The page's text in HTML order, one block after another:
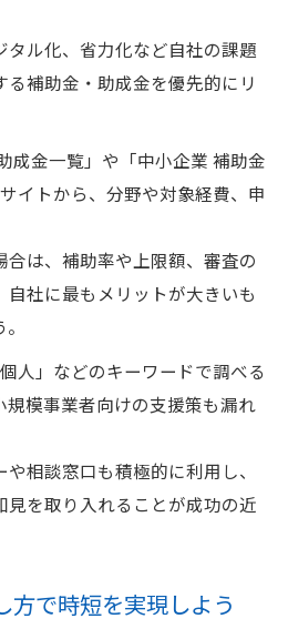
タル化、省力化など自社の課題
る補助金・助成金を優先的にリ
成金一覧」や「中小企業 補助金
イトから、分野や対象経費、申
合は、補助率や上限額、審査の
自社に最もメリットが大きいも
人」などのキーワードで調べる
規模事業者向けの支援策も漏れ
相談窓口も積極的に利用し、
見を取り入れることが成功の近
方で時短を実現しよう